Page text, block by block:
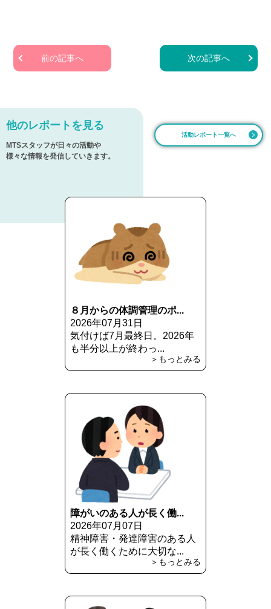
前の記事へ 次の記事へ
他のレポートを見る
MTSスタッフが日々の活動や
様々な情報を発信していきます。
活動レポート一覧へ
８月からの体調管理のポ...
2026年07月31日
気付けば7月最終日。2026年
も半分以上が終わっ...
＞もっとみる
障がいのある人が長く働...
2026年07月07日
精神障害・発達障害のある人
が長く働くために大切な...
＞もっとみる